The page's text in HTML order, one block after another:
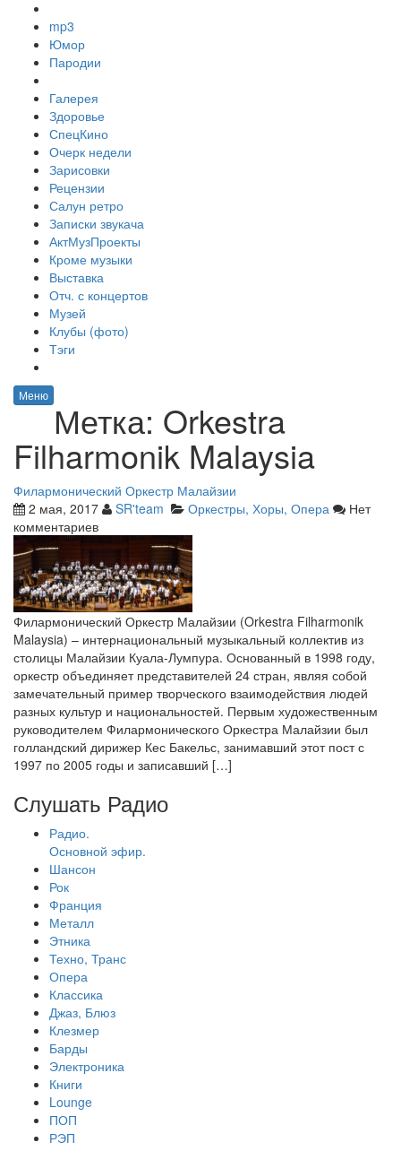
mp3
Юмор
Пародии
Галерея
Здоровье
СпецКино
Очерк недели
Зарисовки
Рецензии
Салун ретро
Записки звукача
АктМузПроекты
Кроме музыки
Выставка
Отч. с концертов
Музей
Клубы (фото)
Тэги
Меню
Метка: Orkestra
Filharmonik Malaysia
Филармонический Оркестр Малайзии
2 мая, 2017
SR'team Оркестры, Хоры, Опера
Нет
комментариев
Филармонический Оркестр Малайзии (Orkestra Filharmonik
Malaysia) – интернациональный музыкальный коллектив из
столицы Малайзии Куала-Лумпура. Основанный в 1998 году,
оркестр объединяет представителей 24 стран, являя собой
замечательный пример творческого взаимодействия людей
разных культур и национальностей. Первым художественным
руководителем Филармонического Оркестра Малайзии был
голландский дирижер Кес Бакельс, занимавший этот пост с
1997 по 2005 годы и записавший […]
Слушать Радио
Радио.
Основной эфир.
Шансон
Рок
Франция
Металл
Этника
Техно, Транс
Опера
Классика
Джаз, Блюз
Клезмер
Барды
Электроника
Книги
Lounge
ПОП
РЭП